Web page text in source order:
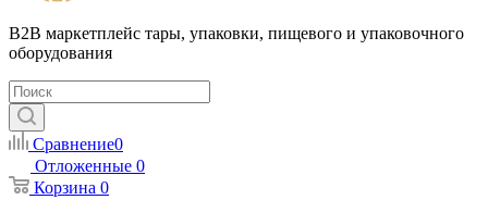
B2B маркетплейс тары, упаковки, пищевого и упаковочного
оборудования
Сравнение0
Отложенные 0
Корзина 0